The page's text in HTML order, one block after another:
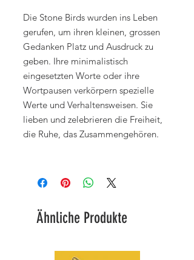
Die Stone Birds wurden ins Leben
gerufen, um ihren kleinen, grossen
Gedanken Platz und Ausdruck zu
geben. Ihre minimalistisch
eingesetzten Worte oder ihre
Wortpausen verkörpern spezielle
Werte und Verhaltensweisen. Sie
lieben und zelebrieren die Freiheit,
die Ruhe, das Zusammengehören.
Ähnliche Produkte